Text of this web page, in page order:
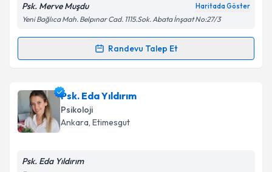
Kişisel verilerimin işlenmesine ilişkin
Aydınlatma
Metni'ni okudum ve kişisel verilerimin belirtilen
kapsamda işlenmesini kabul ediyorum.
Psk. Merve Muşdu Haritada Göster
Yeni Bağlıca Mah. Belpınar Cad. 1115.Sok. Abata İnşaat No:27/3
Randevu Talep Et
Randevu Takvimi Talebi
Klinik Psikolog Merve Muşdu
talebi oluşturun. Size bu uzmandan randevu almanız
için bir takvim hazırlandığında e-posta ile
bilgilendireceğiz.
Psk. Eda Yıldırım
Psikoloji
Ankara, Etimesgut
Psk. Eda Yıldırım